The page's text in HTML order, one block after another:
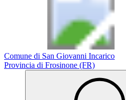
Comune di San Giovanni Incarico
Provincia di Frosinone (FR)